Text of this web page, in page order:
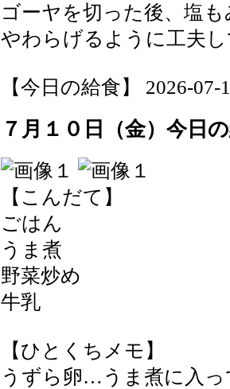
ゴーヤを切った後、塩
やわらげるように工夫
【今日の給食】 2026-07-
７月１０日（金）今日
【こんだて】
ごはん
うま煮
野菜炒め
牛乳
【ひとくちメモ】
うずら卵…うま煮に入